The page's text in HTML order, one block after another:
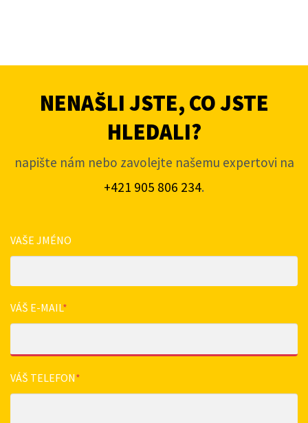
NENAŠLI JSTE, CO JSTE
HLEDALI?
napište nám nebo zavolejte našemu expertovi na
+421 905 806 234.
VAŠE JMÉNO
VÁŠ E-MAIL*
VÁŠ TELEFON*